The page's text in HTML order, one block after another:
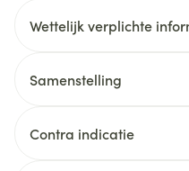
Wettelijk verplichte
Samenstelling
Contra indicatie